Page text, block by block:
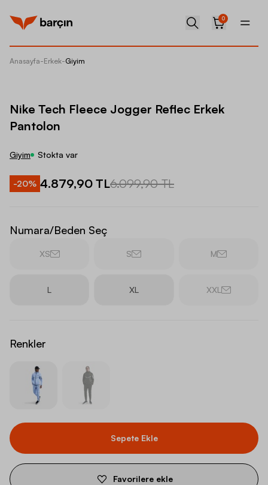
0
Anasayfa-Erkek-Giyim
Nike Tech Fleece Jogger Reflec Erkek
Pantolon
Giyim Stokta var
-20% 4.879,90 TL6.099,90 TL
Numara/Beden Seç
XS S M
L XL XXL
Renkler
Sepete Ekle
Favorilere ekle